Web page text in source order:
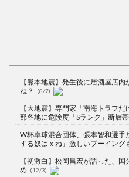
【熊本地震】発生後に居酒屋店
ね？
(8/7)
【大地震】専門家「南海トラフ
部各地に危険度「Sランク」断層帯
W杯卓球混合団体、張本智和選手
する奴はｘね」激しいブーイング
【初激白】松岡昌宏が語った、
め (12/3)